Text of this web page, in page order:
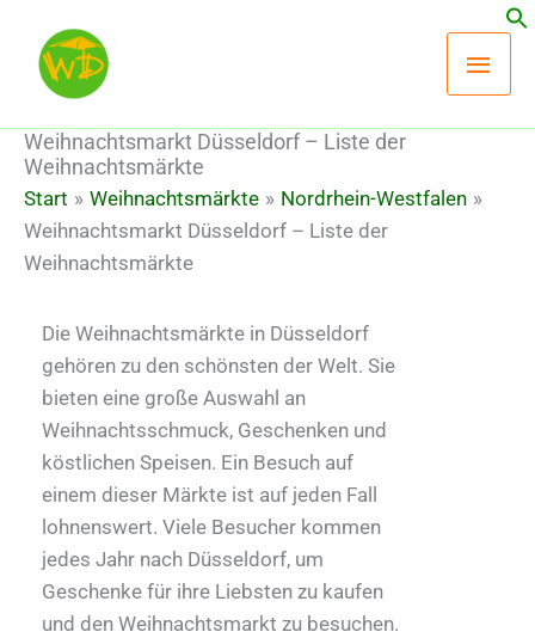
Inhalt
springen
Weihnachtsmarkt Düsseldorf – Liste der
Weihnachtsmärkte
Start Weihnachtsmärkte
Nordrhein-Westfalen
Weihnachtsmarkt Düsseldorf – Liste der
Weihnachtsmärkte
Die Weihnachtsmärkte in Düsseldorf
gehören zu den schönsten der Welt. Sie
bieten eine große Auswahl an
Weihnachtsschmuck, Geschenken und
köstlichen Speisen. Ein Besuch auf
einem dieser Märkte ist auf jeden Fall
lohnenswert. Viele Besucher kommen
jedes Jahr nach Düsseldorf, um
Geschenke für ihre Liebsten zu kaufen
und den Weihnachtsmarkt zu besuchen.